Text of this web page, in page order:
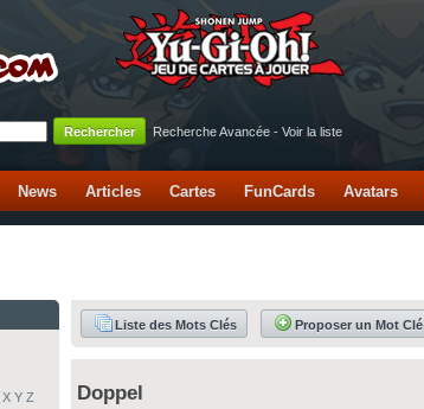
Recherche Avancée - Voir la liste
News Articles Cartes FunCards Avatars
X Y Z
Liste des Mots Clés Proposer un Mot Clé
Doppel